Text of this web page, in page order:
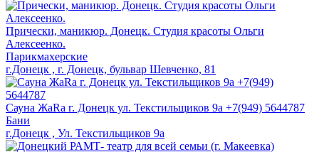
Прически, маникюр. Донецк. Студия красоты Ольги
Алексеенко.
Парикмахерские
г.Донецк , г. Донецк, бульвар Шевченко, 81
Сауна ЖаRa г. Донецк ул. Текстильщиков 9а +7(949) 5644787
Бани
г.Донецк , Ул. Текстильщиков 9а